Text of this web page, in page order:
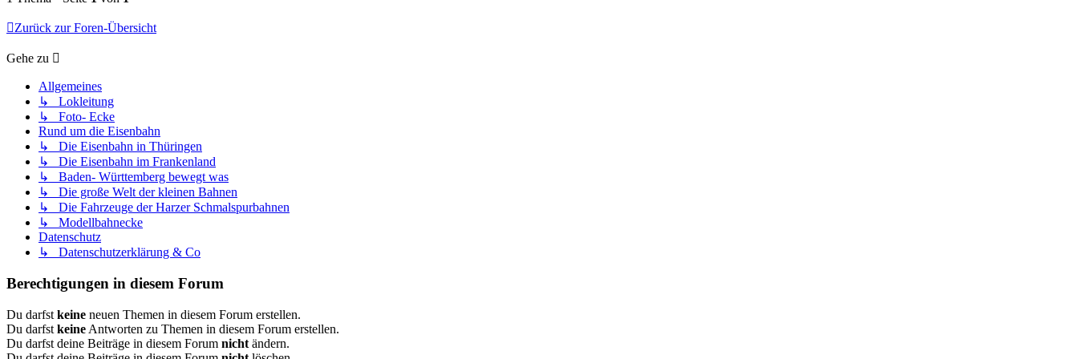
Zurück zur Foren-Übersicht
Gehe zu
Allgemeines
↳ Lokleitung
↳ Foto- Ecke
Rund um die Eisenbahn
↳ Die Eisenbahn in Thüringen
↳ Die Eisenbahn im Frankenland
↳ Baden- Württemberg bewegt was
↳ Die große Welt der kleinen Bahnen
↳ Die Fahrzeuge der Harzer Schmalspurbahnen
↳ Modellbahnecke
Datenschutz
↳ Datenschutzerklärung & Co
Berechtigungen in diesem Forum
Du darfst keine neuen Themen in diesem Forum erstellen.
Du darfst keine Antworten zu Themen in diesem Forum erstellen.
Du darfst deine Beiträge in diesem Forum nicht ändern.